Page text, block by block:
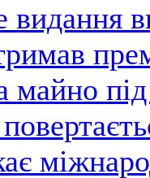
видання
майно